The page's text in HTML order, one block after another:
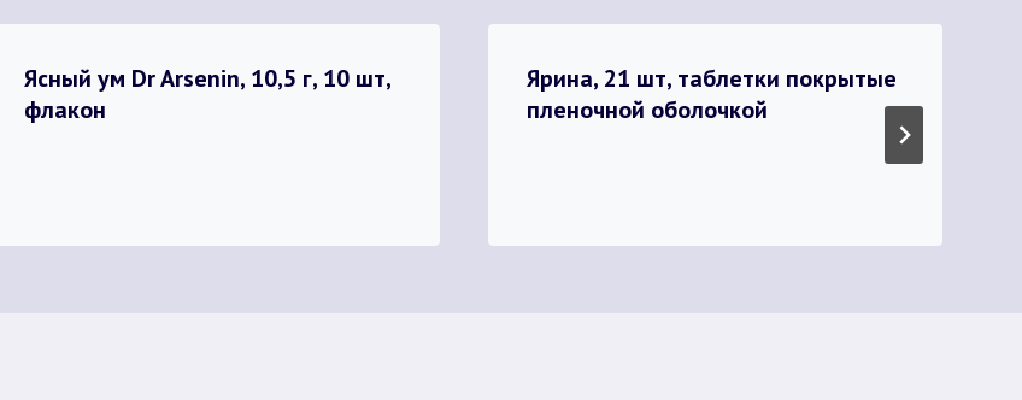
Ясный ум Dr Arsenin, 10,5 г, 10 шт,
флакон
Ярина, 21 шт, таблетки покрытые
пленочной оболочкой